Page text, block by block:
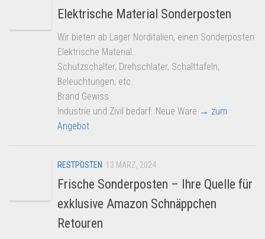
Elektrische Material Sonderposten
Wir bieten ab Lager Norditalien, einen Sonderposten
Elektrische Material.
Schutzschalter, Drehschlater, Schalttafeln,
Beleuchtungen, etc.
Brand Gewiss
Industrie und Zivil bedarf. Neue Ware → zum
Angebot
RESTPOSTEN 13 MÄRZ, 2024
Frische Sonderposten – Ihre Quelle für
exklusive Amazon Schnäppchen
Retouren